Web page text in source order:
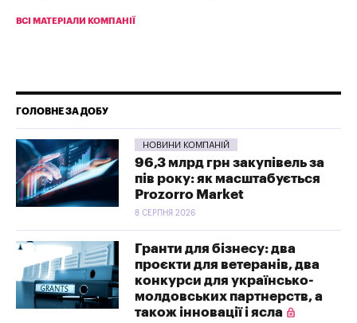
ВСІ МАТЕРІАЛИ КОМПАНІЇ
ГОЛОВНЕ ЗА ДОБУ
НОВИНИ КОМПАНІЙ
96,3 млрд грн закупівель за
пів року: як масштабується
Prozorro Market
8 СЕРПНЯ 2026
Гранти для бізнесу: два
проєкти для ветеранів, два
конкурси для українсько-
молдовських партнерств, а
також інновації і ясла